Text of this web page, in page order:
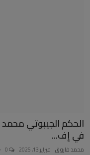
الحكم الجيبوتي
في إف...
محمد فاروق فبراير 13, 2025